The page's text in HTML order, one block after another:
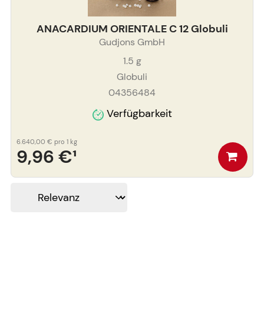
ANACARDIUM ORIENTALE C 12 Globuli
Gudjons GmbH
1.5 g
Globuli
04356484
Verfügbarkeit
9,96 €¹
6.640,00 € pro 1 kg